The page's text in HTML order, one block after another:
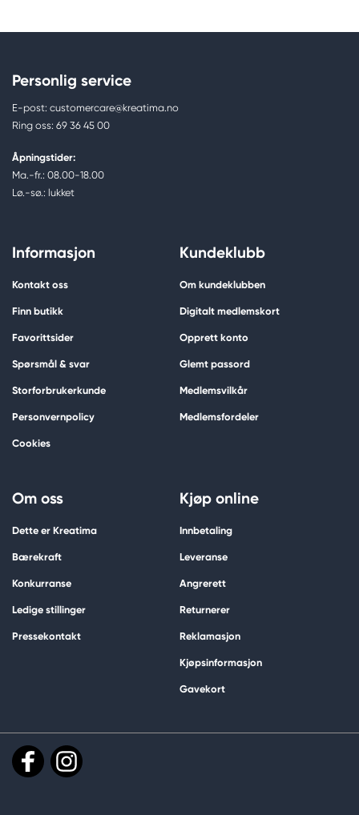
Personlig service
E-post: customercare@kreatima.no
Ring oss: 69 36 45 00
Åpningstider:
Ma.-fr.: 08.00-18.00
Lø.-sø.: lukket
Informasjon
Kontakt oss
Finn butikk
Favorittsider
Spørsmål & svar
Storforbrukerkunde
Personvernpolicy
Cookies
Kundeklubb
Om kundeklubben
Digitalt medlemskort
Opprett konto
Glemt passord
Medlemsvilkår
Medlemsfordeler
Om oss
Dette er Kreatima
Bærekraft
Konkurranse
Ledige stillinger
Pressekontakt
Kjøp online
Innbetaling
Leveranse
Angrerett
Returnerer
Reklamasjon
Kjøpsinformasjon
Gavekort